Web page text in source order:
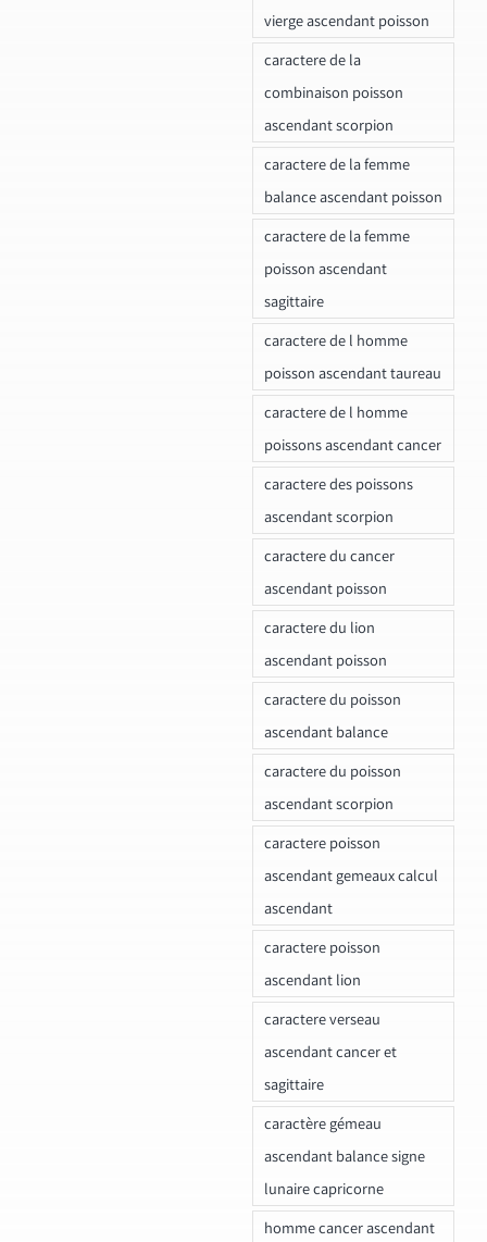
vierge ascendant poisson
caractere de la
combinaison poisson
ascendant scorpion
caractere de la femme
balance ascendant poisson
caractere de la femme
poisson ascendant
sagittaire
caractere de l homme
poisson ascendant taureau
caractere de l homme
poissons ascendant cancer
caractere des poissons
ascendant scorpion
caractere du cancer
ascendant poisson
caractere du lion
ascendant poisson
caractere du poisson
ascendant balance
caractere du poisson
ascendant scorpion
caractere poisson
ascendant gemeaux calcul
ascendant
caractere poisson
ascendant lion
caractere verseau
ascendant cancer et
sagittaire
caractère gémeau
ascendant balance signe
lunaire capricorne
homme cancer ascendant